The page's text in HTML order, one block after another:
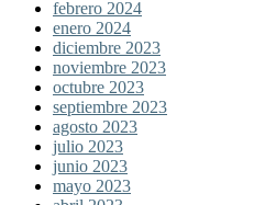
febrero 2024
enero 2024
diciembre 2023
noviembre 2023
octubre 2023
septiembre 2023
agosto 2023
julio 2023
junio 2023
mayo 2023